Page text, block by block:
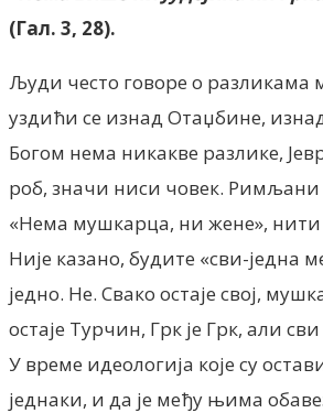
(Гал. 3, 28).
Људи често говоре о разликама
уздићи се изнад Отаџбине,
Богом нема никакве разлике,
роб, значи ниси човек.
«Нема мушкарца, ни жене», нити
Није казано, будите «сви-једна
једно. Не. Свако остаје свој,
остаје Турчин, Грк је Грк, али
У време идеологија које су
једнаки, и да је међу њима